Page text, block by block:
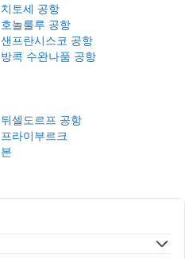
치토세 공항
호놀룰루 공항
샌프란시스코 공항
방콕 수완나품 공항
뒤셀도르프 공항
프라이부르크
본